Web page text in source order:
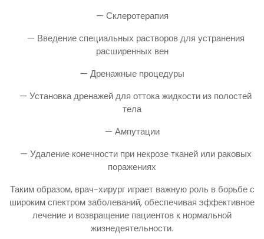
— Склеротерапия
— Введение специальных растворов для устранения
расширенных вен
— Дренажные процедуры
— Установка дренажей для оттока жидкости из полостей
тела
— Ампутации
— Удаление конечности при некрозе тканей или раковых
поражениях
Таким образом, врач-хирург играет важную роль в борьбе с
широким спектром заболеваний, обеспечивая эффективное
лечение и возвращение пациентов к нормальной
жизнедеятельности.